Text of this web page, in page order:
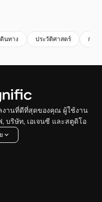
ดินทาง ประวัติศาสตร์ การ
งานที่ดีที่สุดของคุณ ผู้ใช้งาน
บริษัท, เอเจนซี และสตูดิโอ